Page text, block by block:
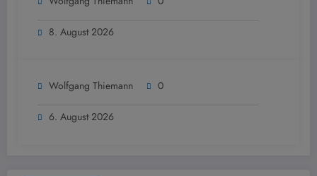
8. August 2026
Wolfgang Thiemann 0
6. August 2026